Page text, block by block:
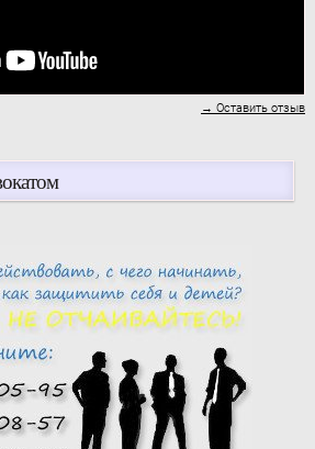
→ Оставить отзыв